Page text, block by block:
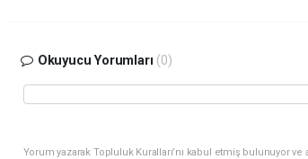
Okuyucu Yorumları (0)
Yorum yazarak Topluluk Kuralları’nı kabul etmiş bulunuyor